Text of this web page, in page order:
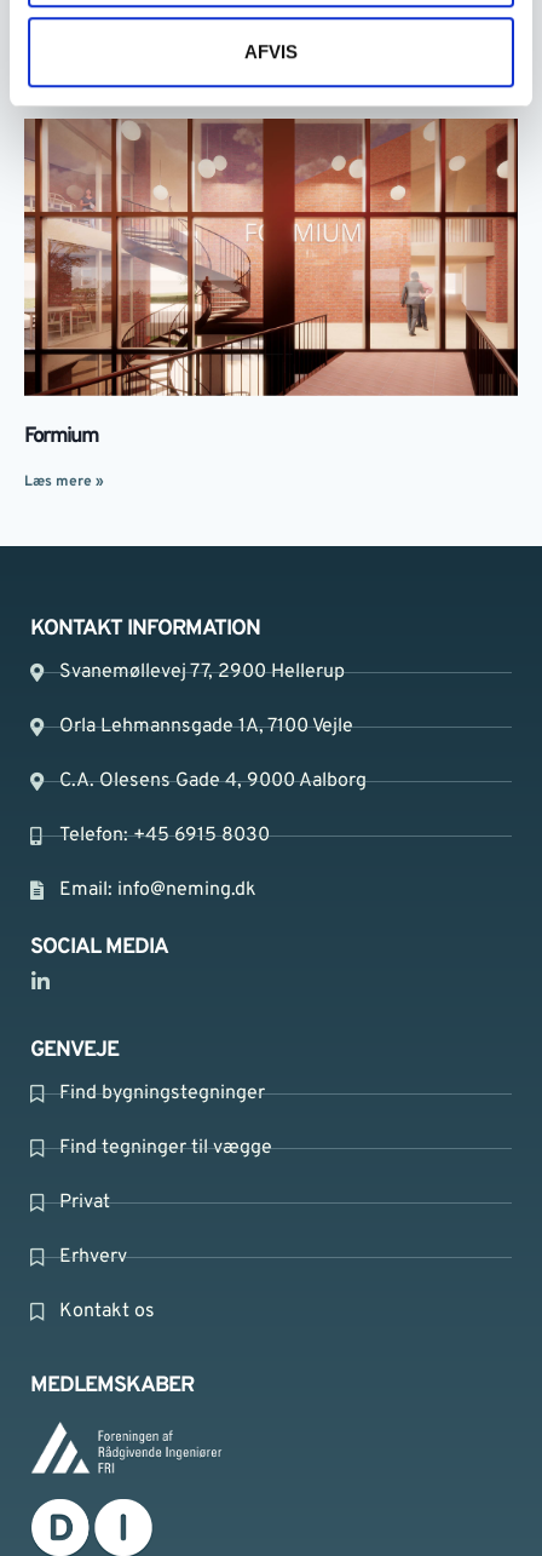
AFVIS
Office rebuild for Region Hovedstaden
Formium
Læs mere »
KONTAKT INFORMATION
Svanemøllevej 77, 2900 Hellerup
Orla Lehmannsgade 1A, 7100 Vejle
C.A. Olesens Gade 4, 9000 Aalborg
Telefon: +45 6915 8030
Email: info@neming.dk
SOCIAL MEDIA
GENVEJE
Find bygningstegninger
Find tegninger til vægge
Privat
Erhverv
Kontakt os
MEDLEMSKABER